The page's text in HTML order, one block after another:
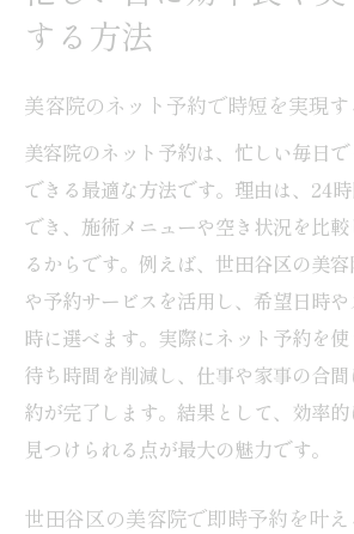
秘訣
世田谷区で理想の美容院を見つけ
ランキング活用で世田谷区
口コミをもとに美容院選び
る
美容院のカット技術で選ぶ
し方
世田谷区の安い美容院を賢
メンズ歓迎の美容院を見つ
自分に合う美容院探しに公
利用
予約は何日前がベスト？美容院
美容院の予約は何日前が理
する方法
美容院のネット予約で時短を実現す
美容院のネット予約は、忙しい毎日
できる最適な方法です。理由は、24
でき、施術メニューや空き状況を比
るからです。例えば、世田谷区の美
や予約サービスを活用し、希望日時
時に選べます。実際にネット予約を
待ち時間を削減し、仕事や家事の合
約が完了します。結果として、効率
見つけられる点が最大の魅力です。
世田谷区の美容院で即時予約を叶